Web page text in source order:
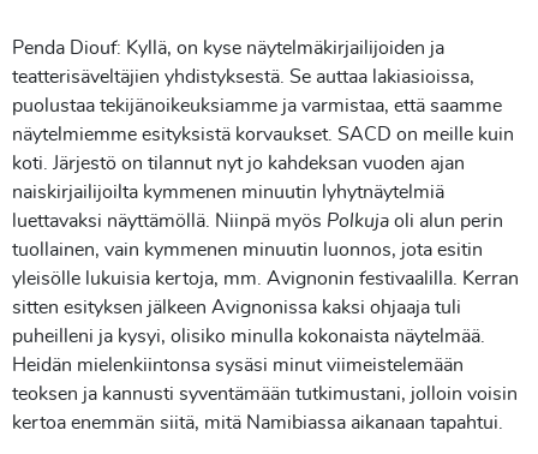
Penda Diouf: Kyllä, on kyse näytelmäkirjailijoiden ja
teatterisäveltäjien yhdistyksestä. Se auttaa lakiasioissa,
puolustaa tekijänoikeuksiamme ja varmistaa, että saamme
näytelmiemme esityksistä korvaukset. SACD on meille kuin
koti. Järjestö on tilannut nyt jo kahdeksan vuoden ajan
naiskirjailijoilta kymmenen minuutin lyhytnäytelmiä
luettavaksi näyttämöllä. Niinpä myös Polkuja oli alun perin
tuollainen, vain kymmenen minuutin luonnos, jota esitin
yleisölle lukuisia kertoja, mm. Avignonin festivaalilla. Kerran
sitten esityksen jälkeen Avignonissa kaksi ohjaaja tuli
puheilleni ja kysyi, olisiko minulla kokonaista näytelmää.
Heidän mielenkiintonsa sysäsi minut viimeistelemään
teoksen ja kannusti syventämään tutkimustani, jolloin voisin
kertoa enemmän siitä, mitä Namibiassa aikanaan tapahtui.